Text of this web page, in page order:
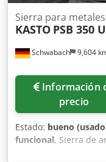
Schwabach 9,604
Sierra para metales
KASTO PSB 350 U
Información de
precio
Estado: bueno
funcional, Sierra de
Anverf Redondo: